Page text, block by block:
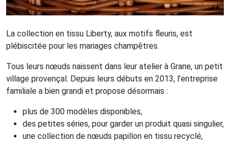
La collection en tissu Liberty, aux motifs fleuris, est
plébiscitée pour les mariages champêtres.
Tous leurs nœuds naissent dans leur atelier à Grane, un petit
village provençal. Depuis leurs débuts en 2013, l’entreprise
familiale a bien grandi et propose désormais :
plus de 300 modèles disponibles,
des petites séries, pour garder un produit quasi singulier,
une collection de nœuds papillon en tissu recyclé,